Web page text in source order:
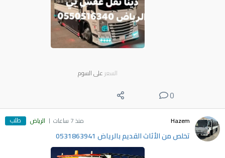
السعر على السوم
0
Hazem منذ 7 ساعات الرياض طلب
تخلص من الأثاث القديم بالرياض 0531863941